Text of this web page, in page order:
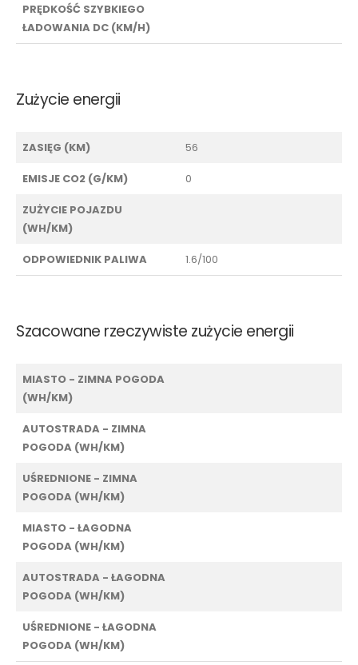
PRĘDKOŚĆ SZYBKIEGO
ŁADOWANIA DC (KM/H)
Zużycie energii
ZASIĘG (KM) 56
EMISJE CO2 (G/KM) 0
ZUŻYCIE POJAZDU
(WH/KM)
ODPOWIEDNIK PALIWA 1.6/100
Szacowane rzeczywiste zużycie energii
MIASTO - ZIMNA POGODA
(WH/KM)
AUTOSTRADA - ZIMNA
POGODA (WH/KM)
UŚREDNIONE - ZIMNA
POGODA (WH/KM)
MIASTO - ŁAGODNA
POGODA (WH/KM)
AUTOSTRADA - ŁAGODNA
POGODA (WH/KM)
UŚREDNIONE - ŁAGODNA
POGODA (WH/KM)